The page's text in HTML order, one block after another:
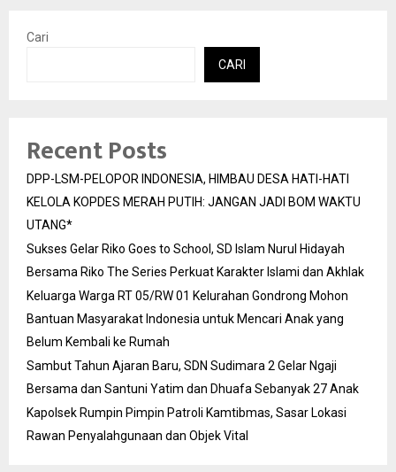
Cari
CARI
Recent Posts
DPP-LSM-PELOPOR INDONESIA, HIMBAU DESA HATI-HATI
KELOLA KOPDES MERAH PUTIH: JANGAN JADI BOM WAKTU
UTANG*
Sukses Gelar Riko Goes to School, SD Islam Nurul Hidayah
Bersama Riko The Series Perkuat Karakter Islami dan Akhlak
Keluarga Warga RT 05/RW 01 Kelurahan Gondrong Mohon
Bantuan Masyarakat Indonesia untuk Mencari Anak yang
Belum Kembali ke Rumah
Sambut Tahun Ajaran Baru, SDN Sudimara 2 Gelar Ngaji
Bersama dan Santuni Yatim dan Dhuafa Sebanyak 27 Anak
Kapolsek Rumpin Pimpin Patroli Kamtibmas, Sasar Lokasi
Rawan Penyalahgunaan dan Objek Vital